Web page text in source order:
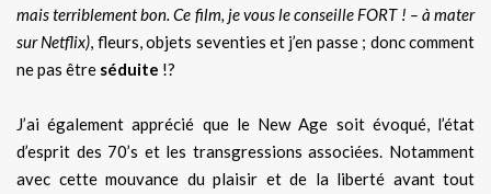
mais terriblement bon. Ce film, je vous le conseille FORT ! – à mater
sur Netflix), fleurs, objets seventies et j’en passe ; donc comment
ne pas être séduite !?
J’ai également apprécié que le New Age soit évoqué, l’état
d’esprit des 70’s et les transgressions associées. Notamment
avec cette mouvance du plaisir et de la liberté avant tout